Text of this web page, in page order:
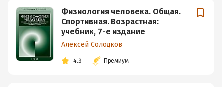
Физиология человека. Общая.
Спортивная. Возрастная:
учебник, 7-е издание
Алексей Солодков
4.3 Премиум